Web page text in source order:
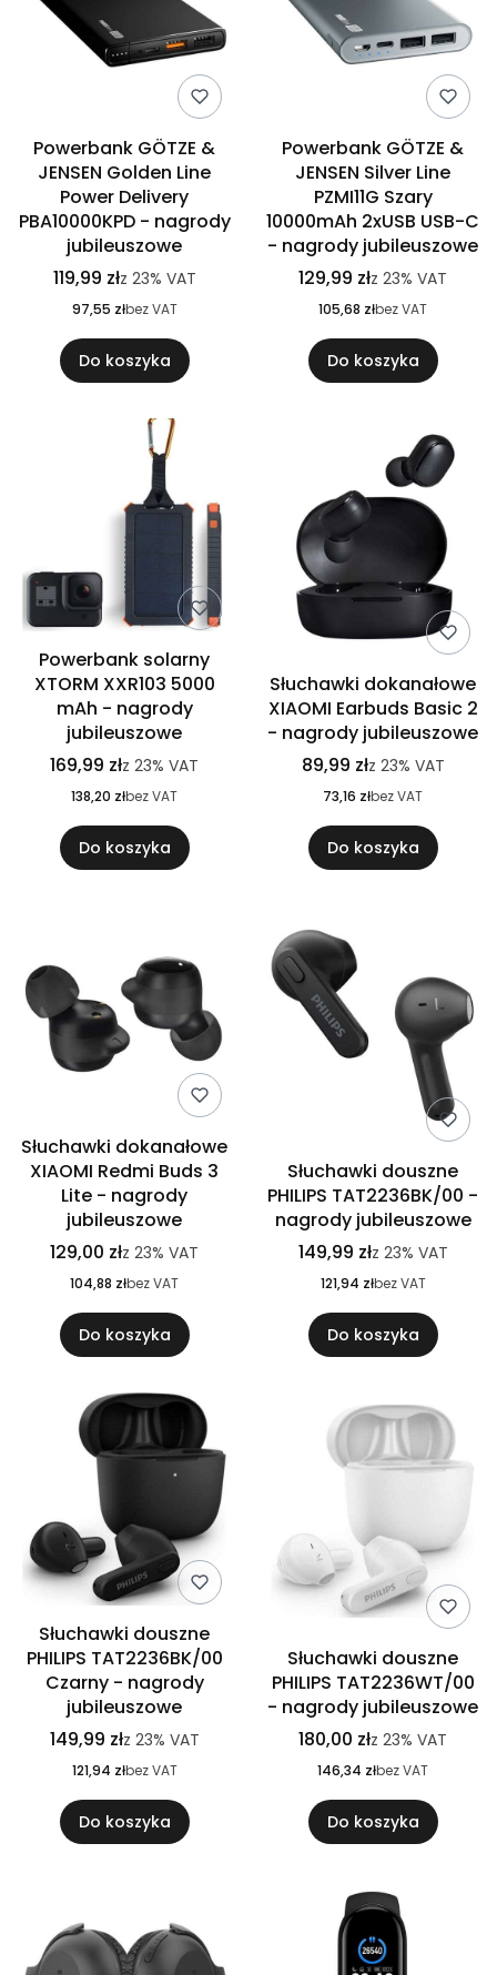
Powerbank GÖTZE &
JENSEN Golden Line
Power Delivery
PBA10000KPD - nagrody
jubileuszowe
119,99 złz 23% VAT
97,55 złbez VAT
Do koszyka
Powerbank GÖTZE &
JENSEN Silver Line
PZMI11G Szary
10000mAh 2xUSB USB-C
- nagrody jubileuszowe
129,99 złz 23% VAT
105,68 złbez VAT
Do koszyka
Powerbank solarny
XTORM XXR103 5000
mAh - nagrody
jubileuszowe
169,99 złz 23% VAT
138,20 złbez VAT
Do koszyka
Słuchawki dokanałowe
XIAOMI Earbuds Basic 2
- nagrody jubileuszowe
89,99 złz 23% VAT
73,16 złbez VAT
Do koszyka
Słuchawki dokanałowe
XIAOMI Redmi Buds 3
Lite - nagrody
jubileuszowe
129,00 złz 23% VAT
104,88 złbez VAT
Do koszyka
Słuchawki douszne
PHILIPS TAT2236BK/00 -
nagrody jubileuszowe
149,99 złz 23% VAT
121,94 złbez VAT
Do koszyka
Słuchawki douszne
PHILIPS TAT2236BK/00
Czarny - nagrody
jubileuszowe
149,99 złz 23% VAT
121,94 złbez VAT
Do koszyka
Słuchawki douszne
PHILIPS TAT2236WT/00
- nagrody jubileuszowe
180,00 złz 23% VAT
146,34 złbez VAT
Do koszyka